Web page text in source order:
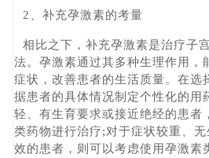
2、补充孕激素的考量
相比之下，补充孕激素是治疗子
法。孕激素通过其多种生理作用，
症状，改善患者的生活质量。在选
据患者的具体情况制定个性化的用
轻、有生育要求或接近绝经的患者
类药物进行治疗;对于症状较重、
效的患者，则可以考虑使用孕激素